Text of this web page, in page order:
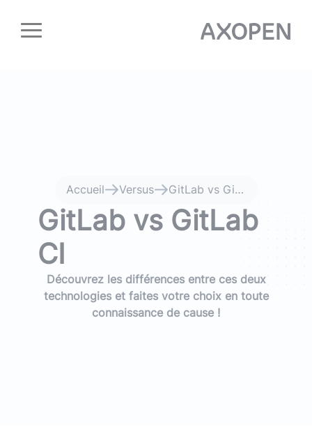
Accueil Versus GitLab vs GitLab CI
GitLab vs GitLab
CI
Découvrez les différences entre ces deux
technologies et faites votre choix en toute
connaissance de cause !